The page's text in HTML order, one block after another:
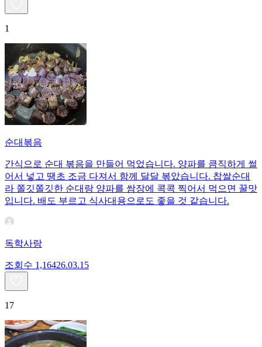
1
순대볶음
간식으로 순대 볶음을 만들어 먹었습니다. 양파를 큼직하게 썰
어서 넣고 땡초 조금 다져서 함께 달달 볶았습니다. 찹쌀순대
라 쫄깃쫄깃한 순대랑 양파를 쌈장에 콕콕 찍어서 먹으면 꿀맛
입니다. 배도 부르고 식사대용으로도 좋을 것 같습니다.
독학사랑
조회수 1,16426.03.15
17